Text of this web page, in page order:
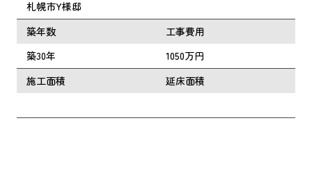
札幌市Y様邸
築年数
築30年
工事費用
1050万円
施工面積
延床面積